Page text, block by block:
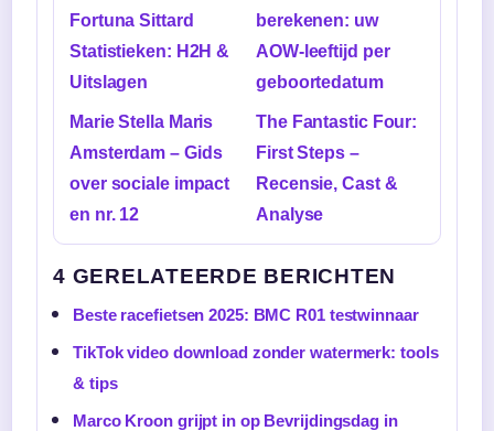
Fortuna Sittard
Statistieken: H2H &
Uitslagen
berekenen: uw
AOW-leeftijd per
geboortedatum
Marie Stella Maris
Amsterdam – Gids
over sociale impact
en nr. 12
The Fantastic Four:
First Steps –
Recensie, Cast &
Analyse
4 GERELATEERDE BERICHTEN
Beste racefietsen 2025: BMC R01 testwinnaar
TikTok video download zonder watermerk: tools
& tips
Marco Kroon grijpt in op Bevrijdingsdag in